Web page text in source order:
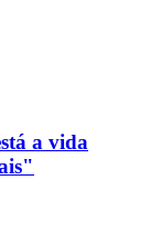
a vida